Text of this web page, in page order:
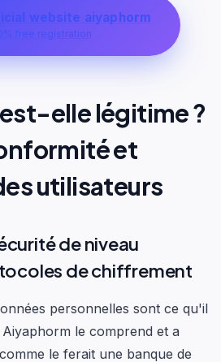
website aiyaphorm
free registration
elle légitime ?
et
utilisateurs
de niveau
de chiffrement
personnelles sont ce qu'il
le comprend et a
le ferait une banque de